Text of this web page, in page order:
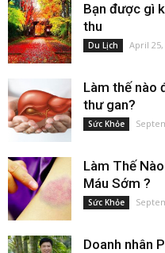
Bạn được gì
thu
Du Lịch April 25,
Làm thế nào
thư gan?
Sức Khỏe
Làm Thế
Máu Sớm ?
Sức Khỏe
Doanh nhân